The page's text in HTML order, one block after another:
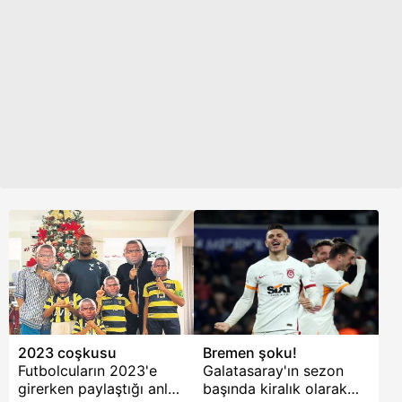
2023 coşkusu
Futbolcuların 2023'e
girerken paylaştığı anlar
Bremen şoku!
Galatasaray'ın sezon
başında kiralık olarak